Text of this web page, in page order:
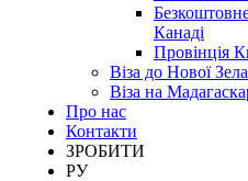
Канаді
Провінція
Віза до Нової
Віза на
Про нас
Контакти
ЗРОБИТИ
РУ